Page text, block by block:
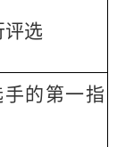
评选
手的第一指